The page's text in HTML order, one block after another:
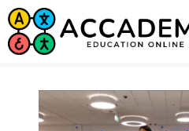
Saltar
al
contenido